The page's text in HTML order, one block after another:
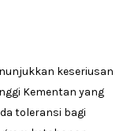
keseriusan
Kementan yang
toleransi bagi